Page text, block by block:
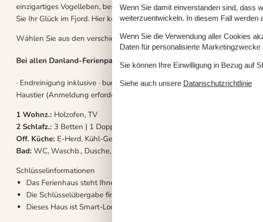
einzigartiges Vogelleben, besonders Raubvögel gibt es hier zahlreich.
Sie Ihr Glück im Fjord. Hier können Sie Krabben, Plattfisch und
Wählen Sie aus den verschiedenen Ferienhäusern (Typ 1,2,3,4,5,6,7)
Bei allen Danland-Ferienparks genießen Sie folgende Vorteile:
· Endreinigung inklusive · buchbar schon ab 2 Nächten · flexible An- und
Haustier (Anmeldung erforderlich): 275 DKK/Aufenthalt
1 Wohnz.: Holzofen, TV
2 Schlafz.: 3 Betten | 1 Doppelbett
Off. Küche: E-Herd, Kühl-Gefrier-Kombi, Kaffeem., Spülm.
Bad: WC, Waschb., Dusche, Fußbodenheiz.
Schlüsselinformationen
Das Ferienhaus steht Ihnen ab dem Anreisetag um 15:00 Uhr zur
Die Schlüsselübergabe findet im Ferienpark statt.
Dieses Haus ist Smart-Lock-fähig
Wenn Sie damit einverstanden sind, dass
weiterzuentwickeln. In diesem Fall werden
Wenn Sie die Verwendung aller Cookies
Daten für personalisierte Marketingzwecke
Sie können Ihre Einwilligung in Bezug auf
Siehe auch unsere Datanschutzrichtlinie